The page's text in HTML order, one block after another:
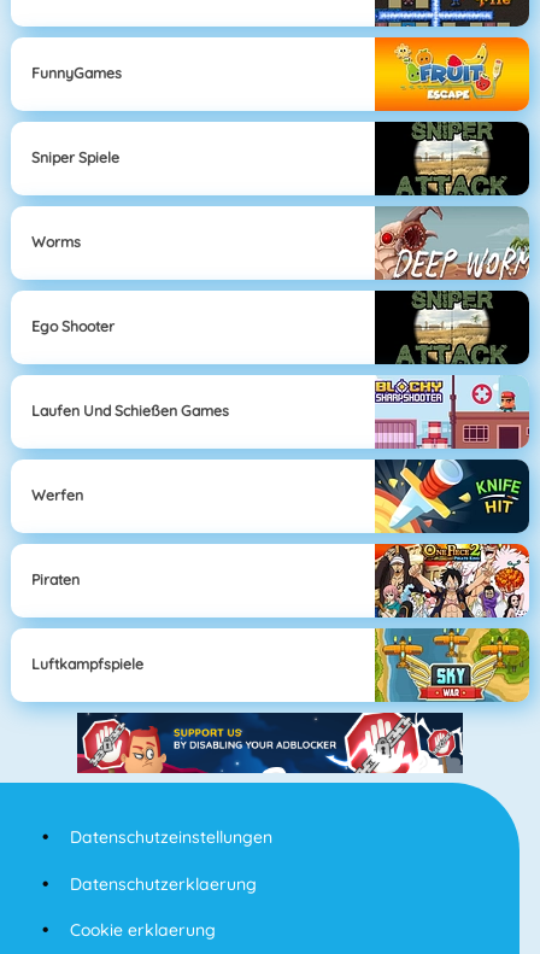
FunnyGames
Sniper Spiele
Worms
Ego Shooter
Laufen Und Schießen Games
Werfen
Piraten
Luftkampfspiele
Datenschutzeinstellungen
Datenschutzerklaerung
Cookie erklaerung